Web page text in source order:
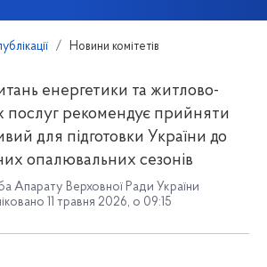
Новини комітетів
енергетики та житлово-
послуг рекомендує прийняти
для підготовки України до
опалювальних сезонів
Апарату Верховної Ради України
11 травня 2026, о 09:15